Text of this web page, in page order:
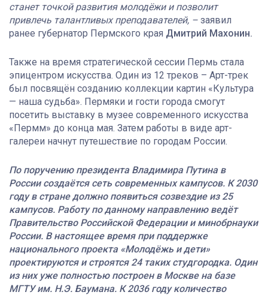
станет точкой развития молодёжи и позволит
привлечь талантливых преподавателей, – заявил
ранее губернатор Пермского края Дмитрий Махонин.
Также на время стратегической сессии Пермь стала
эпицентром искусства. Один из 12 треков – Арт-трек
был посвящён созданию коллекции картин «Культура
— наша судьба». Пермяки и гости города смогут
посетить выставку в музее современного искусства
«Пермм» до конца мая. Затем работы в виде арт-
галереи начнут путешествие по городам России.
По поручению президента Владимира Путина в
России создаётся сеть современных кампусов. К 2030
году в стране должно появиться созвездие из 25
кампусов. Работу по данному направлению ведёт
Правительство Российской Федерации и минобрнауки
России. В настоящее время при поддержке
национального проекта «Молодёжь и дети»
проектируются и строятся 24 таких студгородка. Один
из них уже полностью построен в Москве на базе
МГТУ им. Н.Э. Баумана. К 2036 году количество